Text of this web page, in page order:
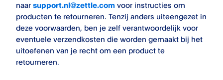
naar support.nl@zettle.com voor instructies om
producten te retourneren. Tenzij anders uiteengezet in
deze voorwaarden, ben je zelf verantwoordelijk voor
eventuele verzendkosten die worden gemaakt bij het
uitoefenen van je recht om een product te
retourneren.